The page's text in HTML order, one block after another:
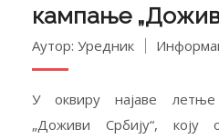
кампање
Аутор: Уредник
У оквиру најаве летње
„Доживи Србију“, коју